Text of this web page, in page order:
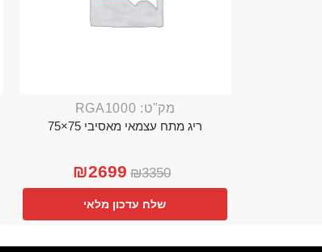
מק"ט: RGA1000
ריג מתח עצמאי מאסיבי 75×75
₪3350
₪2699
שלח עדכון מלאי